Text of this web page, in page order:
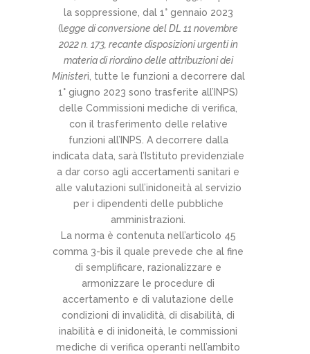
la soppressione, dal 1° gennaio 2023
(legge di conversione del DL 11 novembre
2022 n. 173, recante disposizioni urgenti in
materia di riordino delle attribuzioni dei
Ministeri, tutte le funzioni a decorrere dal
1° giugno 2023 sono trasferite all’INPS)
delle Commissioni mediche di verifica,
con il trasferimento delle relative
funzioni all’INPS. A decorrere dalla
indicata data, sarà l’Istituto previdenziale
a dar corso agli accertamenti sanitari e
alle valutazioni sull’inidoneità al servizio
per i dipendenti delle pubbliche
amministrazioni.
La norma è contenuta nell’articolo 45
comma 3-bis il quale prevede che al fine
di semplificare, razionalizzare e
armonizzare le procedure di
accertamento e di valutazione delle
condizioni di invalidità, di disabilità, di
inabilità e di inidoneità, le commissioni
mediche di verifica operanti nell’ambito